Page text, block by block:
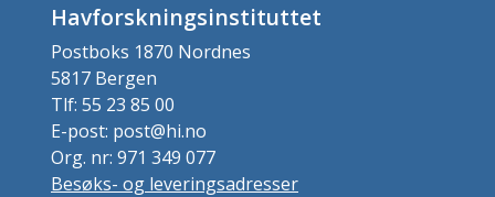
Havforskningsinstituttet
Postboks 1870 Nordnes
5817 Bergen
Tlf: 55 23 85 00
E-post: post@hi.no
Org. nr: 971 349 077
Besøks- og leveringsadresser